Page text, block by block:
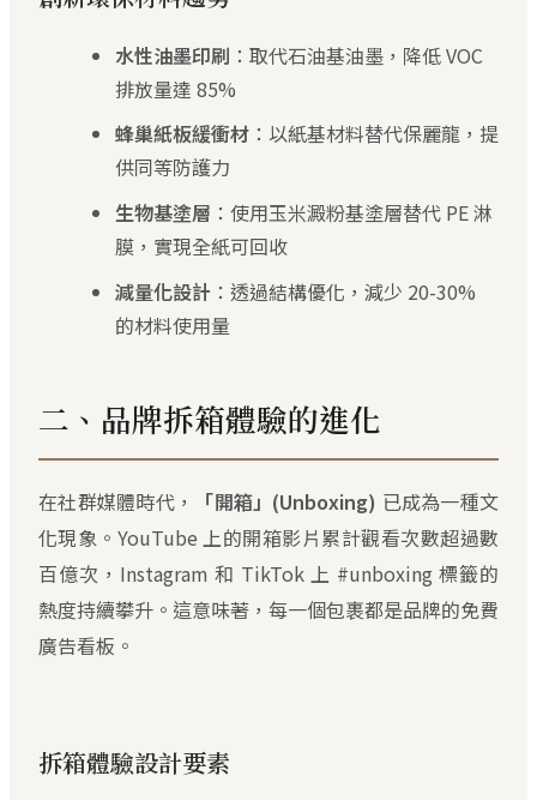
水性油墨印刷 ：取代石油基油墨，降低 VOC
排放量達 85%
蜂巢紙板緩衝材 ：以紙基材料替代保麗龍，提
供同等防護力
生物基塗層 ：使用玉米澱粉基塗層替代 PE 淋
膜，實現全紙可回收
減量化設計 ：透過結構優化，減少 20-30%
的材料使用量
二、品牌拆箱體驗的進化
在社群媒體時代， 「開箱」(Unboxing) 已成為一種文
化現象。YouTube 上的開箱影片累計觀看次數超過數
百億次，Instagram 和 TikTok 上 #unboxing 標籤的
熱度持續攀升。這意味著，每一個包裹都是品牌的免費
廣告看板。
拆箱體驗設計要素